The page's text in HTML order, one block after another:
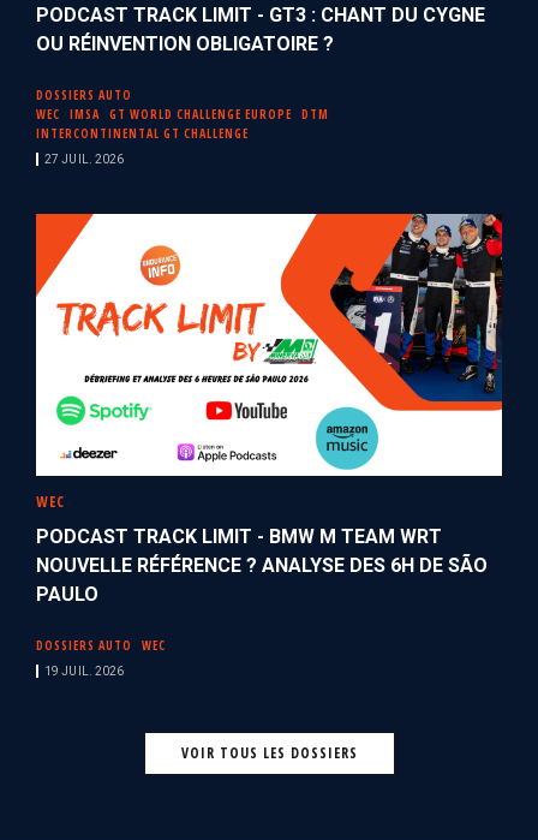
PODCAST TRACK LIMIT - GT3 : CHANT DU CYGNE
OU RÉINVENTION OBLIGATOIRE ?
DOSSIERS AUTO
WEC
IMSA GT WORLD CHALLENGE EUROPE
DTM
INTERCONTINENTAL GT CHALLENGE
27 JUIL. 2026
WEC
PODCAST TRACK LIMIT - BMW M TEAM WRT
NOUVELLE RÉFÉRENCE ? ANALYSE DES 6H DE SÃO
PAULO
DOSSIERS AUTO WEC
19 JUIL. 2026
VOIR TOUS LES DOSSIERS